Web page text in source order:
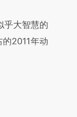
大智慧的
2011年动